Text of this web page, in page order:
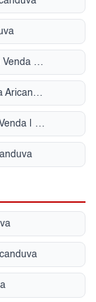
Apartamento minha casa minha vida para Venda | Vila Aricanduva
Casa Térrea com quintal para Venda | Vila Aricanduva
Apartamento com portaria 24 horas para Venda | Vila Aricanduva